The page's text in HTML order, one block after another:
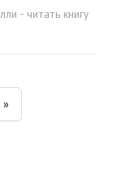
- читать книгу
»